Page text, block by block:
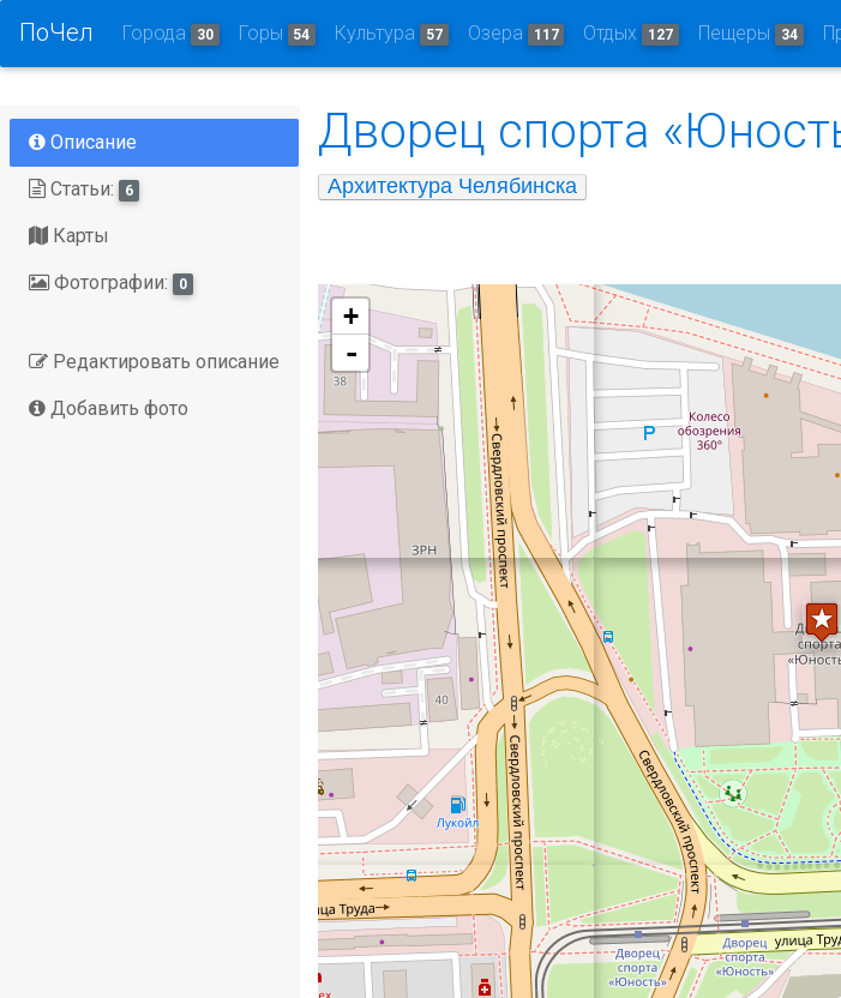
ПоЧел Города 30 Горы 54 Культура 57 Озера 117 Отдых 127 Пещеры 34
Описание
Статьи: 6
Карты
Фотографии: 0
Редактировать описание
Добавить фото
Дворец спорта
Архитектура Челябинска
+
-